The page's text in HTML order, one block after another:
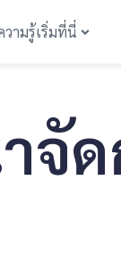
วามรู้เริ่มที่นี่